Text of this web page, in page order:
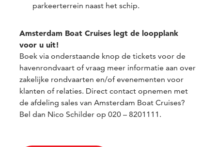
parkeerterrein naast het schip.
Amsterdam Boat Cruises legt de loopplank
voor u uit!
Boek via onderstaande knop de tickets voor de
havenrondvaart of vraag meer informatie aan over
zakelijke rondvaarten en/of evenementen voor
klanten of relaties. Direct contact opnemen met
de afdeling sales van Amsterdam Boat Cruises?
Bel dan Nico Schilder op 020 – 8201111.